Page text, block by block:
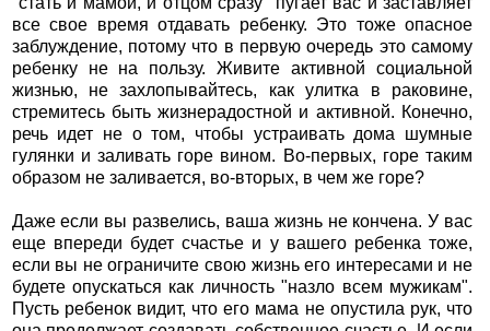
все свое время отдавать ребенку. Это тоже опасное
заблуждение, потому что в первую очередь это самому
ребенку не на пользу. Живите активной социальной
жизнью, не захлопывайтесь, как улитка в раковине,
стремитесь быть жизнерадостной и активной. Конечно,
речь идет не о том, чтобы устраивать дома шумные
гулянки и заливать горе вином. Во-первых, горе таким
образом не заливается, во-вторых, в чем же горе?
Даже если вы развелись, ваша жизнь не кончена. У вас
еще впереди будет счастье и у вашего ребенка тоже,
если вы не ограничите свою жизнь его интересами и не
будете опускаться как личность "назло всем мужикам".
Пусть ребенок видит, что его мама не опустила рук, что